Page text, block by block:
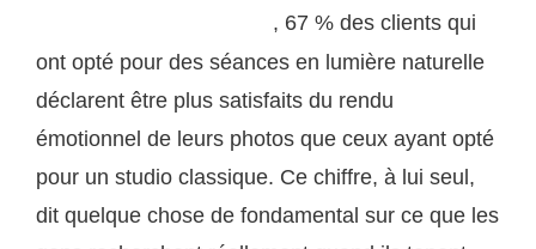
, 67 % des clients qui
ont opté pour des séances en lumière naturelle
déclarent être plus satisfaits du rendu
émotionnel de leurs photos que ceux ayant opté
pour un studio classique. Ce chiffre, à lui seul,
dit quelque chose de fondamental sur ce que les